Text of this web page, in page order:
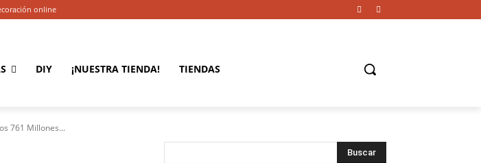
online
DIY ¡NUESTRA TIENDA! TIENDAS
761 Millones...
Buscar